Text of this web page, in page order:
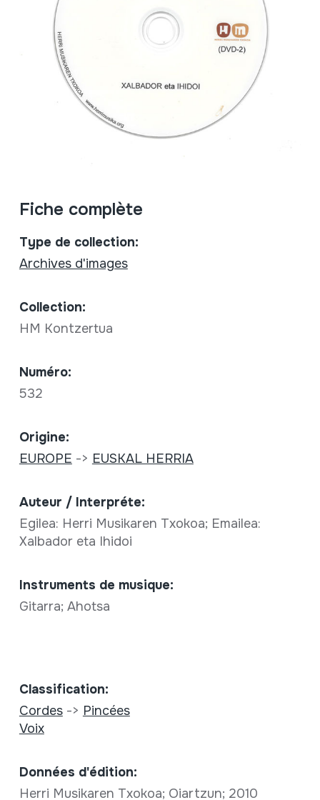
Fiche complète
Type de collection:
Archives d'images
Collection:
HM Kontzertua
Numéro:
532
Origine:
EUROPE -> EUSKAL HERRIA
Auteur / Interpréte:
Egilea: Herri Musikaren Txokoa; Emailea:
Xalbador eta Ihidoi
Instruments de musique:
Gitarra; Ahotsa
Classification:
Cordes-> Pincées
Voix
Données d'édition:
Herri Musikaren Txokoa; Oiartzun; 2010